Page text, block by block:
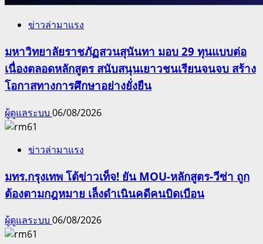
ข่าวล่ามาแรง
มหาวิทยาลัยราชภัฏสวนสุนันทา มอบ 29 ทุนแบบต่อ
เนื่องตลอดหลักสูตร สนับสนุนเยาวชนเรียนจนจบ สร้าง
โอกาสทางการศึกษาอย่างยั่งยืน
ผู้ดูแลระบบ 06/08/2026
ข่าวล่ามาแรง
มทร.กรุงเทพ โต้ข่าวเท็จ! ยัน MOU-หลักสูตร-วีซ่า ถูก
ต้องตามกฎหมาย เล็งดำเนินคดีคนบิดเบือน
ผู้ดูแลระบบ 06/08/2026